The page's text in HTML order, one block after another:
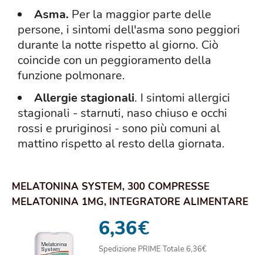
Asma. Per la maggior parte delle
persone, i sintomi dell'asma sono peggiori
durante la notte rispetto al giorno. Ciò
coincide con un peggioramento della
funzione polmonare.
Allergie stagionali. I sintomi allergici
stagionali - starnuti, naso chiuso e occhi
rossi e pruriginosi - sono più comuni al
mattino rispetto al resto della giornata.
MELATONINA SYSTEM, 300 COMPRESSE
MELATONINA 1MG, INTEGRATORE ALIMENTARE
6,36€
Spedizione PRIME Totale 6,36€